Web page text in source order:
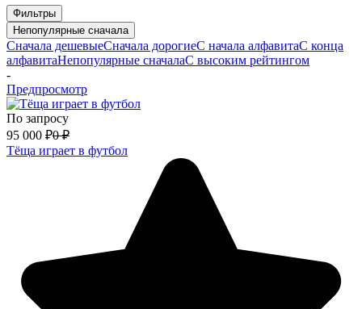
Фильтры
Непопулярные сначала
Сначала дешевыеСначала дорогиеС начала алфавитаС конца
алфавитаНепопулярные сначалаС высоким рейтингом
-
Предпросмотр
По запросу
95 000 ₽0 ₽
Тёща играет в футбол